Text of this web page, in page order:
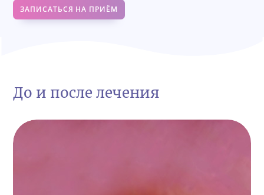
ЗАПИСАТЬСЯ НА ПРИЁМ
До и после лечения